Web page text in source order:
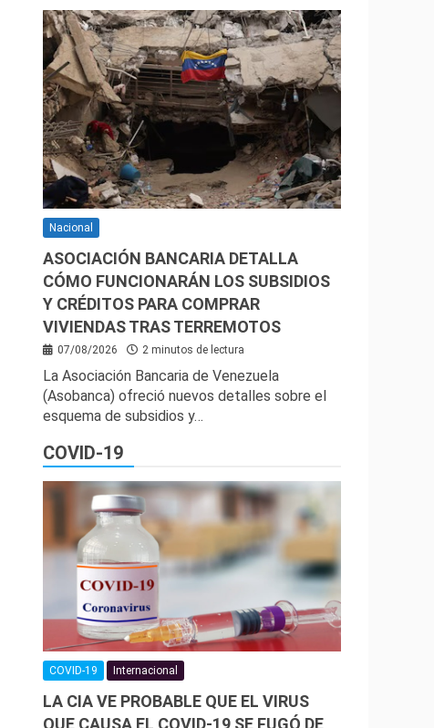
Nacional
ASOCIACIÓN BANCARIA DETALLA
CÓMO FUNCIONARÁN LOS SUBSIDIOS
Y CRÉDITOS PARA COMPRAR
VIVIENDAS TRAS TERREMOTOS
07/08/2026 2 minutos de lectura
La Asociación Bancaria de Venezuela
(Asobanca) ofreció nuevos detalles sobre el
esquema de subsidios y…
COVID-19
COVID-19 Internacional
LA CIA VE PROBABLE QUE EL VIRUS